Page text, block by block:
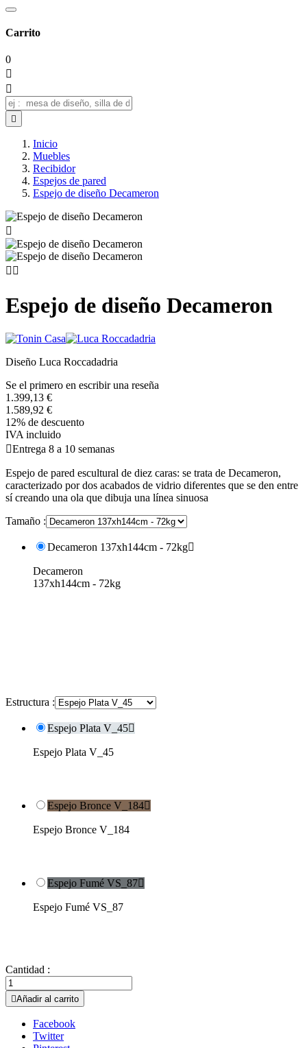
Carrito
0



Inicio
Muebles
Recibidor
Espejos de pared
Espejo de diseño Decameron

 
Espejo de diseño Decameron
Diseño Luca Roccadadria
Se el primero en escribir una reseña
1.399,13 €
1.589,92 €
12% de descuento
IVA incluido
Entrega 8 a 10 semanas
Espejo de pared escultural de diez caras: se trata de Decameron,
caracterizado por dos acabados de vidrio diferentes que se den entre
sí creando una ola que dibuja una línea sinuosa
Tamaño :
Decameron 137xh144cm - 72kg
Decameron
137xh144cm - 72kg
Estructura :
Espejo Plata V_45
Espejo Plata V_45
Espejo Bronce V_184
Espejo Bronce V_184
Espejo Fumé VS_87
Espejo Fumé VS_87
Cantidad :
Añadir al carrito
Facebook
Twitter